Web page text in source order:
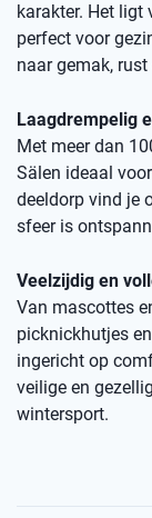
karakter. Het ligt
perfect voor
naar gemak,
Laagdrempelig
Met meer dan
Sälen ideaal
deeldorp vind je
sfeer is
Veelzijdig en
Van mascottes
picknickhutjes
ingericht op
veilige en
wintersport.